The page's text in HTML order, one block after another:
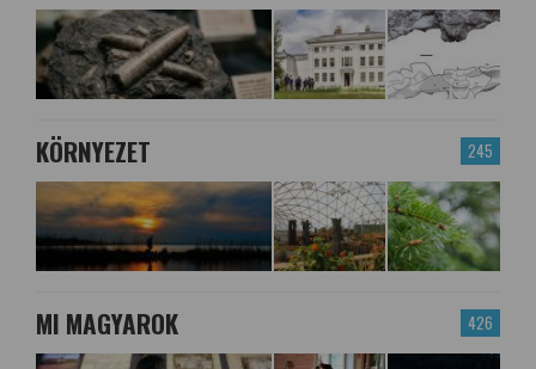
245
KÖRNYEZET
426
MI MAGYAROK